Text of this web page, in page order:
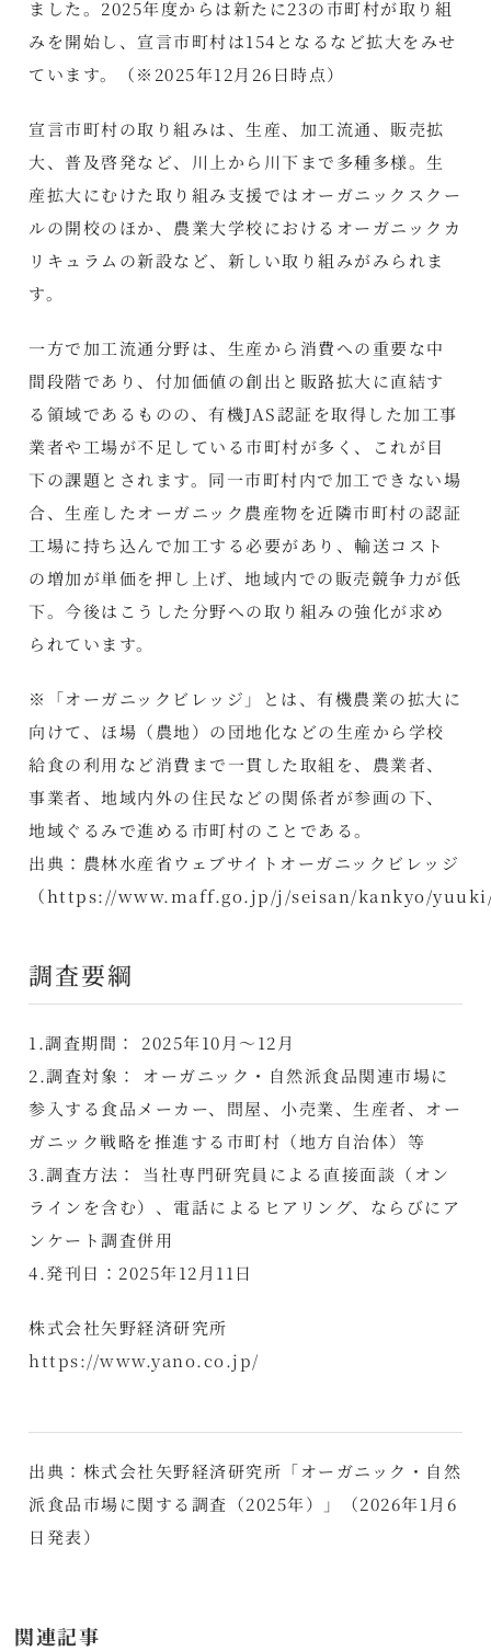
ました。2025年度からは新たに23の市町村が取り組
みを開始し、宣言市町村は154となるなど拡大をみせ
ています。（※2025年12月26日時点）
宣言市町村の取り組みは、生産、加工流通、販売拡
大、普及啓発など、川上から川下まで多種多様。生
産拡大にむけた取り組み支援ではオーガニックスクー
ルの開校のほか、農業大学校におけるオーガニックカ
リキュラムの新設など、新しい取り組みがみられま
す。
一方で加工流通分野は、生産から消費への重要な中
間段階であり、付加価値の創出と販路拡大に直結す
る領域であるものの、有機JAS認証を取得した加工事
業者や工場が不足している市町村が多く、これが目
下の課題とされます。同一市町村内で加工できない場
合、生産したオーガニック農産物を近隣市町村の認証
工場に持ち込んで加工する必要があり、輸送コスト
の増加が単価を押し上げ、地域内での販売競争力が低
下。今後はこうした分野への取り組みの強化が求め
られています。
※「オーガニックビレッジ」とは、有機農業の拡大に
向けて、ほ場（農地）の団地化などの生産から学校
給食の利用など消費まで一貫した取組を、農業者、
事業者、地域内外の住民などの関係者が参画の下、
地域ぐるみで進める市町村のことである。
出典：農林水産省ウェブサイトオーガニックビレッジ
（https://www.maff.go.jp/j/seisan/kankyo/
調査要綱
1.調査期間： 2025年10月～12月
2.調査対象： オーガニック・自然派食品関連市場に
参入する食品メーカー、問屋、小売業、生産者、オー
ガニック戦略を推進する市町村（地方自治体）等
3.調査方法： 当社専門研究員による直接面談（オン
ラインを含む）、電話によるヒアリング、ならびにア
ンケート調査併用
4.発刊日：2025年12月11日
株式会社矢野経済研究所
https://www.yano.co.jp/
出典：株式会社矢野経済研究所「オーガニック・自然
派食品市場に関する調査（2025年）」（2026年1月6
日発表）
関連記事